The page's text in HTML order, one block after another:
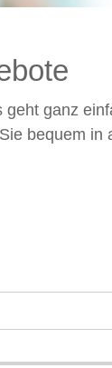
ganz
bequem in